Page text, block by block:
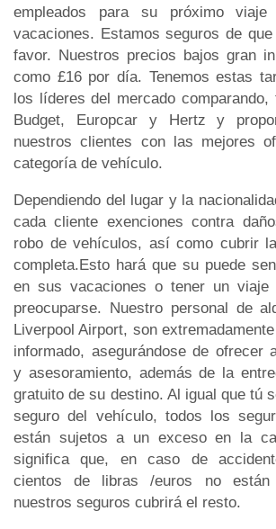
empleados para su próximo
vacaciones. Estamos seguros de
favor. Nuestros precios bajos gran
como £16 por día. Tenemos estas
los líderes del mercado comparando,
Budget, Europcar y Hertz y
nuestros clientes con las mejores
categoría de vehículo.
Dependiendo del lugar y la
cada cliente exenciones contra
robo de vehículos, así como cubrir
completa.Esto hará que su puede
en sus vacaciones o tener un viaje
preocuparse. Nuestro personal de
Liverpool Airport, son
informado, asegurándose de ofrecer
y asesoramiento, además de la
gratuito de su destino. Al igual que tú
seguro del vehículo, todos los
están sujetos a un exceso en la
significa que, en caso de
cientos de libras /euros no están
nuestros seguros cubrirá el resto.